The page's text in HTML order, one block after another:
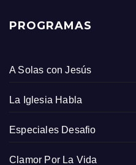
PROGRAMAS
A Solas con Jesús
La Iglesia Habla
Especiales Desafio
Clamor Por La Vida